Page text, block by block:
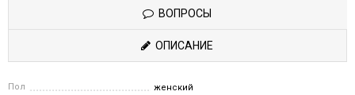
ВОПРОСЫ
ОПИСАНИЕ
Пол женский